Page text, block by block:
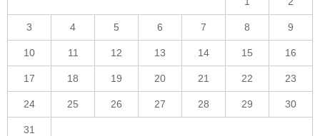
3 4 5 6 7 8 9
10 11 12 13 14 15 16
17 18 19 20 21 22 23
24 25 26 27 28 29 30
31